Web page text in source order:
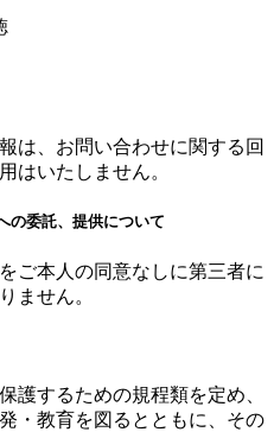
は、お問い合わせに関する回
はいたしません。
の委託、提供について
ご本人の同意なしに第三者に
ません。
護するための規程類を定め、
・教育を図るとともに、その